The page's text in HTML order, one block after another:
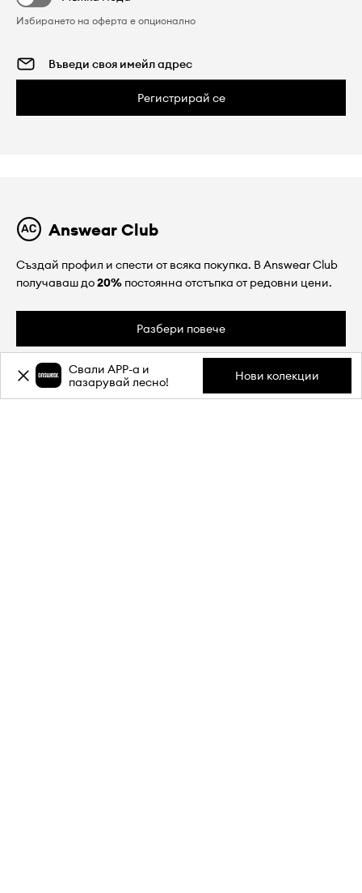
Избирането на оферта е опционално
Регистрирай се
Answear Club
Създай профил и спести от всяка покупка. В Answear Club
получаваш до20% постоянна отстъпка от редовни цени.
Разбери повече
Свали APP-a и
пазарувай лесно!
Нови колекции